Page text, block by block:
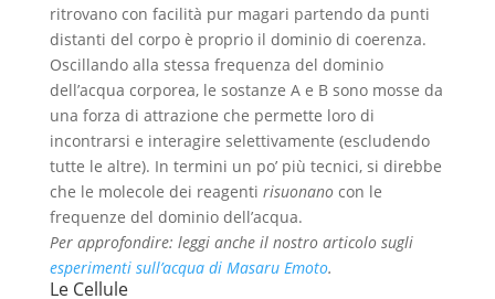
ritrovano con facilità pur magari partendo da punti
distanti del corpo è proprio il dominio di coerenza.
Oscillando alla stessa frequenza del dominio
dell’acqua corporea, le sostanze A e B sono mosse da
una forza di attrazione che permette loro di
incontrarsi e interagire selettivamente (escludendo
tutte le altre). In termini un po’ più tecnici, si direbbe
che le molecole dei reagenti risuonanocon le
frequenze del dominio dell’acqua.
Per approfondire: leggi anche il nostro articolo sugli
esperimenti sull’acqua di Masaru Emoto.
Le Cellule